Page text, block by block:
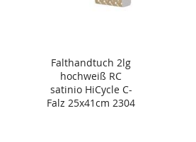
Falthandtuch 2lg
hochweiß RC
satinio HiCycle C-
Falz 25x41cm 2304